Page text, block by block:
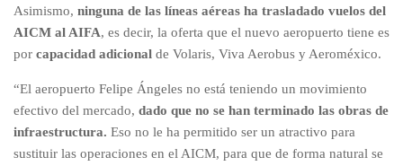
Asimismo, ninguna de las líneas aéreas ha trasladado vuelos del
AICM al AIFA, es decir, la oferta que el nuevo aeropuerto tiene es
por capacidad adicional de Volaris, Viva Aerobus y Aeroméxico.
“El aeropuerto Felipe Ángeles no está teniendo un movimiento
efectivo del mercado, dado que no se han terminado las obras de
infraestructura. Eso no le ha permitido ser un atractivo para
sustituir las operaciones en el AICM, para que de forma natural se